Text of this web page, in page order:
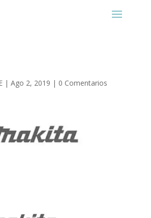
| Ago 2, 2019 | 0 Comentarios